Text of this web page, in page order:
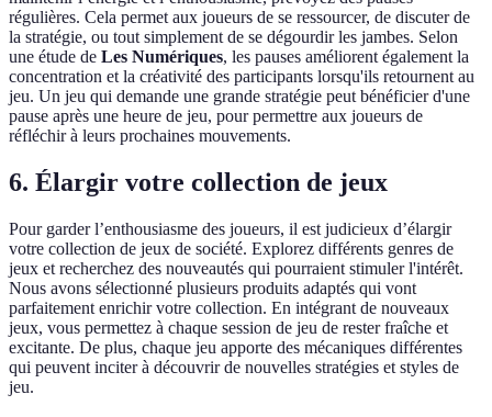
régulières. Cela permet aux joueurs de se ressourcer, de discuter de
la stratégie, ou tout simplement de se dégourdir les jambes. Selon
une étude de Les Numériques, les pauses améliorent également la
concentration et la créativité des participants lorsqu'ils retournent au
jeu. Un jeu qui demande une grande stratégie peut bénéficier d'une
pause après une heure de jeu, pour permettre aux joueurs de
réfléchir à leurs prochaines mouvements.
6. Élargir votre collection de jeux
Pour garder l’enthousiasme des joueurs, il est judicieux d’élargir
votre collection de jeux de société. Explorez différents genres de
jeux et recherchez des nouveautés qui pourraient stimuler l'intérêt.
Nous avons sélectionné plusieurs produits adaptés qui vont
parfaitement enrichir votre collection. En intégrant de nouveaux
jeux, vous permettez à chaque session de jeu de rester fraîche et
excitante. De plus, chaque jeu apporte des mécaniques différentes
qui peuvent inciter à découvrir de nouvelles stratégies et styles de
jeu.